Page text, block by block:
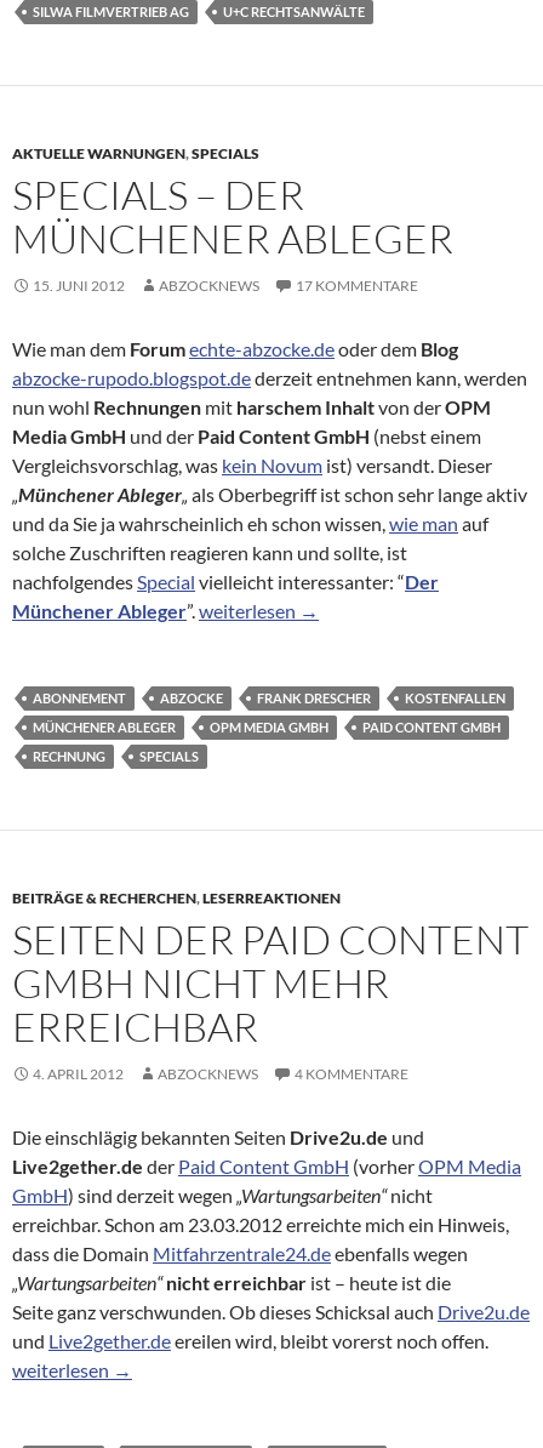
SILWA FILMVERTRIEB AG
U+C RECHTSANWÄLTE
AKTUELLE WARNUNGEN,SPECIALS
SPECIALS – DER
MÜNCHENER ABLEGER
15. JUNI 2012 ABZOCKNEWS 17 KOMMENTARE
Wie man dem Forumechte-abzocke.deoder dem Blog
abzocke-rupodo.blogspot.dederzeit entnehmen kann, werden
nun wohl Rechnungen mit harschem Inhaltvon derOPM
Media GmbH und der Paid Content GmbH (nebst einem
Vergleichsvorschlag, was kein Novum ist) versandt. Dieser
„Münchener Ableger„ als Oberbegriff ist schon sehr lange aktiv
und da Sie ja wahrscheinlich eh schon wissen,wie man auf
solche Zuschriften reagieren kann und sollte, ist
nachfolgendesSpecial vielleicht interessanter: “Der
Münchener Ableger”.Specials – Der Münchener Ableger
weiterlesen →
ABONNEMENT ABZOCKE FRANK DRESCHER
KOSTENFALLEN
MÜNCHENER ABLEGER
OPM MEDIA GMBH
PAID CONTENT GMBH
RECHNUNG
SPECIALS
BEITRÄGE & RECHERCHEN,LESERREAKTIONEN
SEITEN DER PAID CONTENT
GMBH NICHT MEHR
ERREICHBAR
4. APRIL 2012 ABZOCKNEWS 4 KOMMENTARE
Die einschlägig bekannten Seiten Drive2u.de und
Live2gether.de der Paid Content GmbH (vorherOPM Media
GmbH) sind derzeit wegen „Wartungsarbeiten“nicht
erreichbar. Schon am 23.03.2012 erreichte mich ein Hinweis,
dass die Domain Mitfahrzentrale24.deebenfalls wegen
„Wartungsarbeiten“ nicht erreichbar ist – heute ist die
Seite ganz verschwunden. Ob dieses Schicksal auch Drive2u.de
und Live2gether.deereilen wird, bleibt vorerst noch offen.
Seiten der Paid Content GmbH nicht mehr erreichbar
weiterlesen →